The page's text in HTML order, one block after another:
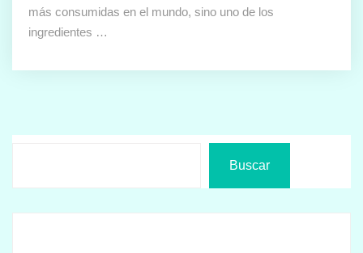
más consumidas en el mundo, sino uno de los
ingredientes …
Buscar